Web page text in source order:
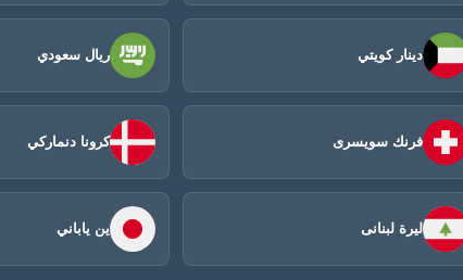
دينار كويتي ريال سعودي
فرنك سويسرى كرونا دنماركي
ليرة لبنانى ين ياباني